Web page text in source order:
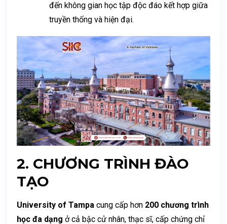
đến không gian học tập độc đáo kết hợp giữa
truyền thống và hiện đại.
2. CHƯƠNG TRÌNH ĐÀO
TẠO
University of Tampa cung cấp hơn 200 chương trình
học đa dạng ở cả bậc cử nhân, thạc sĩ, cấp chứng chỉ